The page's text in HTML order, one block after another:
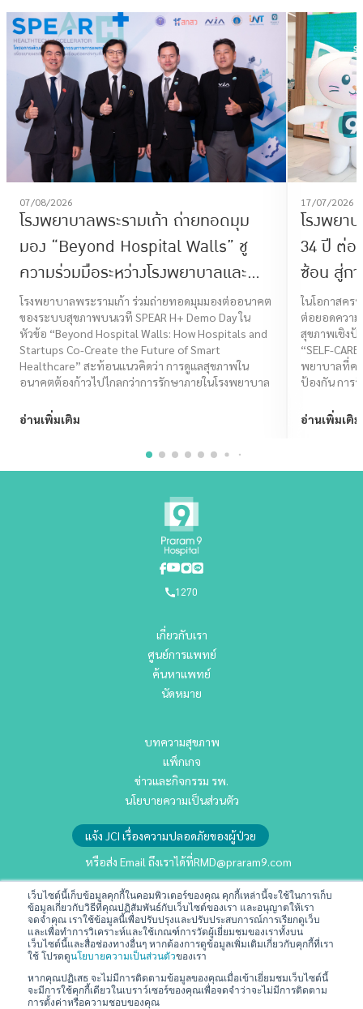
เว็บไซต์นี้เก็บข้อมูลคุกกี้ในคอมพิวเตอร์ของคุณ คุกกี้เหล่านี้จะใช้ในการเก็บ
ข้อมูลเกี่ยวกับวิธีที่คุณปฏิสัมพันธ์กับเว็บไซต์ของเรา และอนุญาตให้เรา
จดจำคุณ เราใช้ข้อมูลนี้เพื่อปรับปรุงและปรับประสบการณ์การเรียกดูเว็บ
และเพื่อทำการวิเคราะห์และใช้เกณฑ์การวัดผู้เยี่ยมชมของเราทั้งบน
เว็บไซต์นี้และสื่อช่องทางอื่นๆ หากต้องการดูข้อมูลเพิ่มเติมเกี่ยวกับคุกกี้ที่เรา
ใช้ โปรดดูนโยบายความเป็นส่วนตัวของเรา
หากคุณปฏิเสธ จะไม่มีการติดตามข้อมูลของคุณเมื่อเข้าเยี่ยมชมเว็บไซต์นี้
จะมีการใช้คุกกี้เดียวในเบราว์เซอร์ของคุณเพื่อจดจำว่าจะไม่มีการติดตาม
การตั้งค่าหรือความชอบของคุณ
07/08/2026
โรงพยาบาลพระรามเก้า ถ่ายทอดมุม
มอง “Beyond Hospital Walls” ชู
ความร่วมมือระหว่างโรงพยาบาลและ
Startup ร่วมสร้างอนาคต Smart
Healthcare
โรงพยาบาลพระรามเก้า ร่วมถ่ายทอดมุมมองต่ออนาคต
ของระบบสุขภาพบนเวที SPEAR H+ Demo Day ใน
หัวข้อ “Beyond Hospital Walls: How Hospitals and
Startups Co-Create the Future of Smart
Healthcare” สะท้อนแนวคิดว่า การดูแลสุขภาพใน
อนาคตต้องก้าวไปไกลกว่าการรักษาภายในโรงพยาบาล
อ่านเพิ่มเติม
17/07/2026
โรงพยา
34 ปี ต่อ
ซ้อน สู่ก
โจทย์ไล
CARE
ในโอกาสคร
ต่อยอดความ
สุขภาพเชิงป้
“SELF-
พยาบาลที่คร
ป้องกัน การ
อ่านเพิ่มเติม
1270
เกี่ยวกับเรา
ศูนย์การแพทย์
ค้นหาแพทย์
นัดหมาย
บทความสุขภาพ
แพ็กเกจ
ข่าวและกิจกรรม รพ.
นโยบายความเป็นส่วนตัว
แจ้ง JCI เรื่องความปลอดภัยของผู้ป่วย
หรือส่ง Email ถึงเราได้ที่RMD@praram9.com
นักลงทุนสัมพันธ์
การพัฒนาอย่างยั่งยืน
ร่วมงานกับเรา
ติดต่อเรา
ข้อกำหนดและเงื่อนไข